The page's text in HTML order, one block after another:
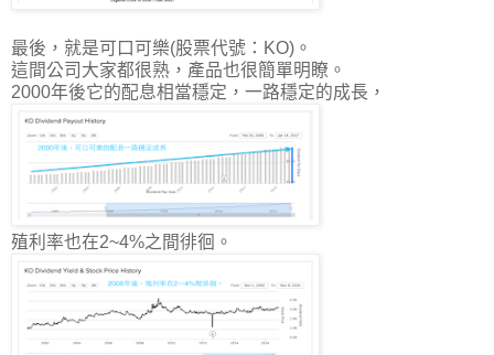
最後，就是可口可樂(股票代號：KO)。
這間公司大家都很熟，產品也很簡單明瞭。
2000年後它的配息相當穩定，一路穩定的成長，
殖利率也在2~4%之間徘徊。